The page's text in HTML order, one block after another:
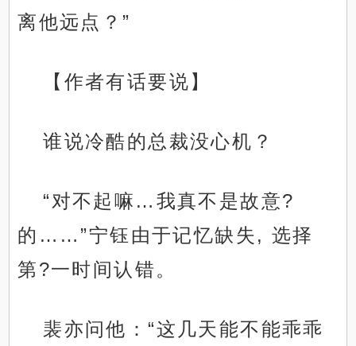
离他远点？”
【作者有话要说】
谁说冷酷的总裁没心机？
“对不起嘛…我真不是故意?
的……”宁钰由于记忆缺失, 选择
第?一时间认错。
裴亦问他：“这几天能不能乖乖